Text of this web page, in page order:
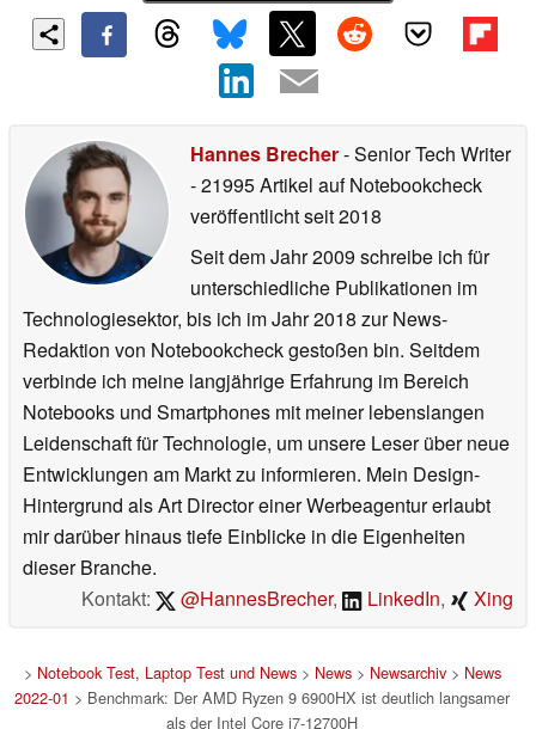
Hannes Brecher- Senior Tech Writer
- 21995 Artikel auf Notebookcheck
veröffentlichtseit 2018
Seit dem Jahr 2009 schreibe ich für
unterschiedliche Publikationen im
Technologiesektor, bis ich im Jahr 2018 zur News-
Redaktion von Notebookcheck gestoßen bin. Seitdem
verbinde ich meine langjährige Erfahrung im Bereich
Notebooks und Smartphones mit meiner lebenslangen
Leidenschaft für Technologie, um unsere Leser über neue
Entwicklungen am Markt zu informieren. Mein Design-
Hintergrund als Art Director einer Werbeagentur erlaubt
mir darüber hinaus tiefe Einblicke in die Eigenheiten
dieser Branche.
Kontakt:
@HannesBrecher, LinkedIn, Xing
> Notebook Test, Laptop Test und News> News> Newsarchiv> News
2022-01 > Benchmark: Der AMD Ryzen 9 6900HX ist deutlich langsamer
als der Intel Core i7-12700H